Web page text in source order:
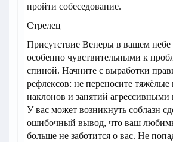
пройти собеседование.
Стрелец
Присутствие Венеры в вашем небе
особенно чувствительными к
спиной. Начните с выработки
рефлексов: не переносите тяжёлые
наклонов и занятий агрессивными
У вас может возникнуть соблазн
ошибочный вывод, что ваш
больше не заботится о вас. Не